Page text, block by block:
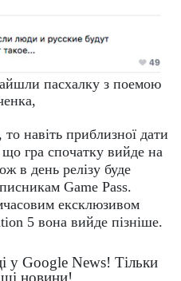
пасхалку з поемою
навіть приблизної дати
гра спочатку вийде на
в день релізу буде
Game Pass.
ексклюзивом
5 вона вийде пізніше.
у Google News! Тільки